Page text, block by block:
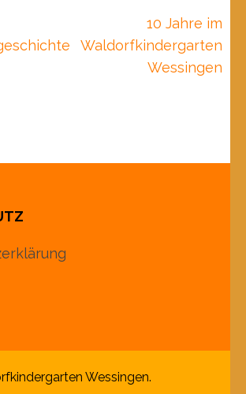
10 Jahre im
Waldorfkindergarten
Wessingen
Wessingen.